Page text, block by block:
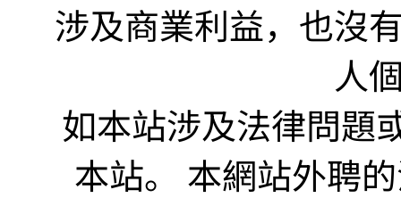
涉及商業利益，也沒
人
如本站涉及法律問題
本站。 本網站外聘